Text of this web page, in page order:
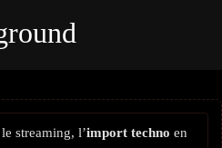
streaming, l’import techno en